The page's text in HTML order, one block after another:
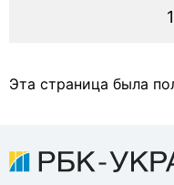
Эта страница была